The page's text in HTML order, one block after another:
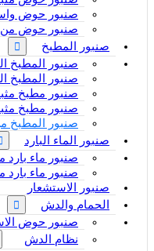
صنبور حوض
صنبور حوض من
صنبور المطبخ
صنبور المطبخ
صنبور المطبخ
صنبور مطبخ
صنبور مطبخ
صنبور المطبخ
صنبور الماء البارد
صنبور ماء بارد
صنبور ماء بارد
صنبور الاستشعار
الحمام والدش
صنبور حوض
نظام الدش